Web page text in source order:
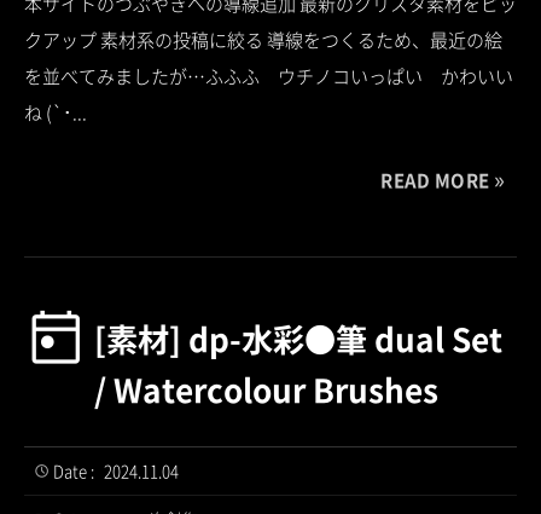
クアップ 素材系の投稿に絞る 導線をつくるため、最近の絵
を並べてみましたが…ふふふ ウチノコいっぱい かわいい
ね (`･...
READ MORE
[素材] dp-水彩●筆 dual Set
/ Watercolour Brushes
Date : 2024.11.04